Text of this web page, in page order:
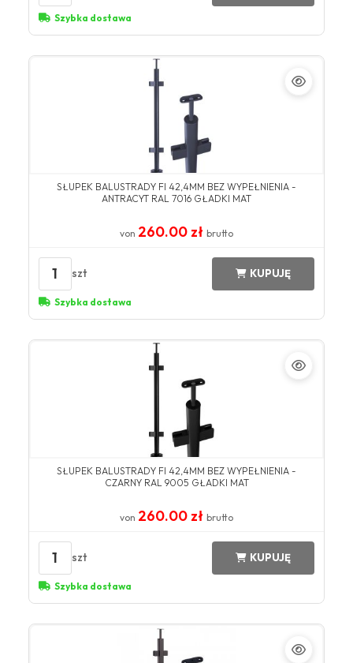
Szybka dostawa
SŁUPEK BALUSTRADY FI 42,4MM BEZ WYPEŁNIENIA -
ANTRACYT RAL 7016 GŁADKI MAT
von 260.00 zł brutto
1 szt KUPUJĘ
Szybka dostawa
SŁUPEK BALUSTRADY FI 42,4MM BEZ WYPEŁNIENIA -
CZARNY RAL 9005 GŁADKI MAT
von 260.00 zł brutto
1 szt KUPUJĘ
Szybka dostawa